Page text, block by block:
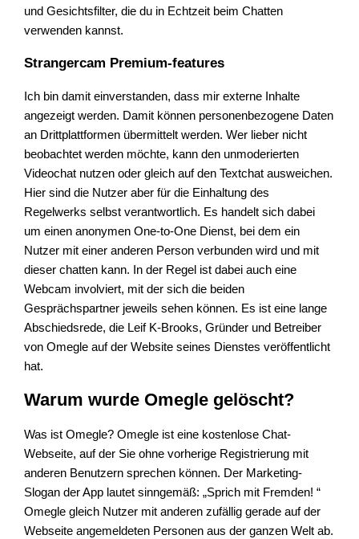
und Gesichtsfilter, die du in Echtzeit beim Chatten
verwenden kannst.
Strangercam Premium-features
Ich bin damit einverstanden, dass mir externe Inhalte
angezeigt werden. Damit können personenbezogene Daten
an Drittplattformen übermittelt werden. Wer lieber nicht
beobachtet werden möchte, kann den unmoderierten
Videochat nutzen oder gleich auf den Textchat ausweichen.
Hier sind die Nutzer aber für die Einhaltung des
Regelwerks selbst verantwortlich. Es handelt sich dabei
um einen anonymen One-to-One Dienst, bei dem ein
Nutzer mit einer anderen Person verbunden wird und mit
dieser chatten kann. In der Regel ist dabei auch eine
Webcam involviert, mit der sich die beiden
Gesprächspartner jeweils sehen können. Es ist eine lange
Abschiedsrede, die Leif K-Brooks, Gründer und Betreiber
von Omegle auf der Website seines Dienstes veröffentlicht
hat.
Warum wurde Omegle gelöscht?
Was ist Omegle? Omegle ist eine kostenlose Chat-
Webseite, auf der Sie ohne vorherige Registrierung mit
anderen Benutzern sprechen können. Der Marketing-
Slogan der App lautet sinngemäß: „Sprich mit Fremden! “
Omegle gleich Nutzer mit anderen zufällig gerade auf der
Webseite angemeldeten Personen aus der ganzen Welt ab.